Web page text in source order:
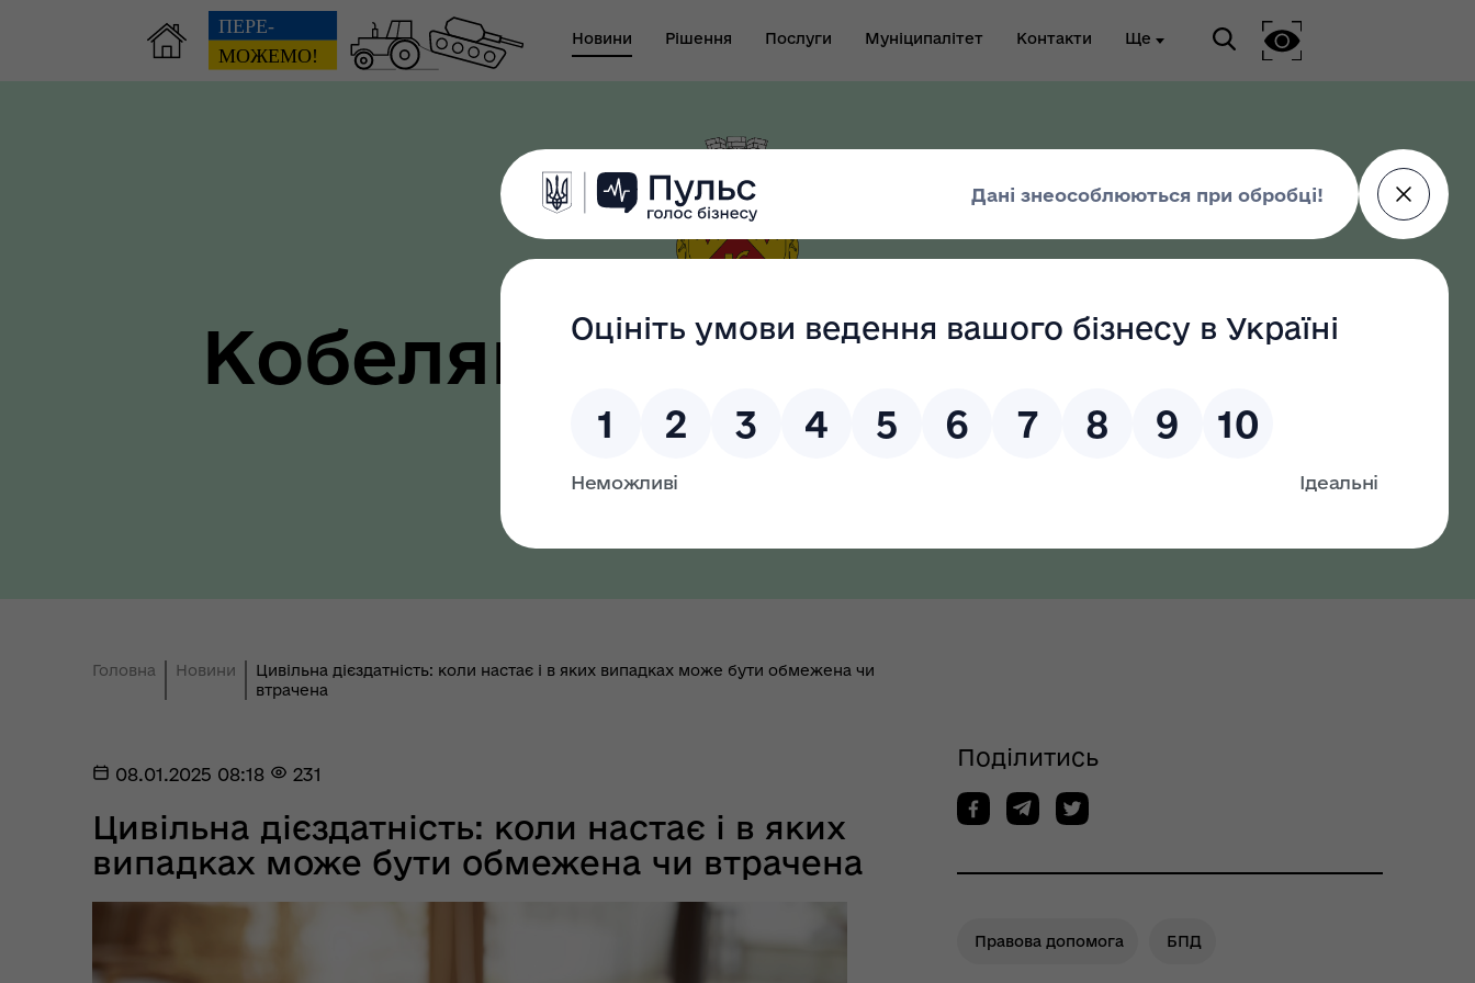
Новини Рішення Послуги Муніципалітет Контакти Ще
Уповноважений Верховної
Ради України з прав людини
Звіт виконуючого
повноваження міського
Ти як? Всеукраїнська
Служба у справах дітей
Кобеляцька територіальна
громада
Головна Новини
Цивільна дієздатність: коли настає і в яких випадках може бути обмежена чи
втрачена
08.01.2025 08:18 231
Цивільна дієздатність: коли настає і в яких
випадках може бути обмежена чи втрачена
Поділитись
Правова допомога БПД